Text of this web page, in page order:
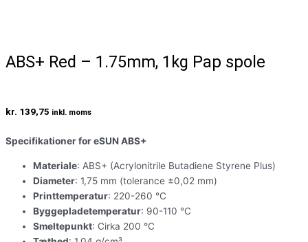
ABS+ Red – 1.75mm, 1kg Pap spole
kr. 139,75 inkl. moms
Specifikationer for eSUN ABS+
Materiale: ABS+ (Acrylonitrile Butadiene Styrene Plus)
Diameter: 1,75 mm (tolerance ±0,02 mm)
Printtemperatur: 220-260 °C
Byggepladetemperatur: 90-110 °C
Smeltepunkt: Cirka 200 °C